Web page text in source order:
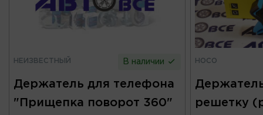
НЕИЗВЕСТНЫЙ В наличии
Держатель для телефона
"Прищепка поворот 360"
HOCO
решетку